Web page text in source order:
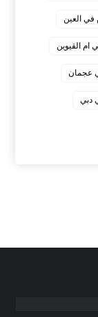
العين
القيوين
عجمان
دبي